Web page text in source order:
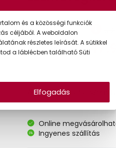
Korábbi ár:
Akciós ár:
A feltűntetett ár a
Online
Ingyenes szállítás
és a közösségi funkciók
céljából. A weboldalon
részletes leírását. A sütikkel
a láblécben található Süti
Elfogadás